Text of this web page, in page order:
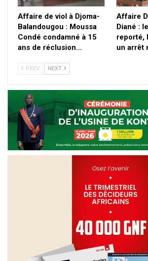
Affaire de viol à Djoma-
Balandougou : Moussa
Condé condamné à 15
ans de réclusion…
Affaire
Diané :
reporté,
un arrêt
PREV NEXT